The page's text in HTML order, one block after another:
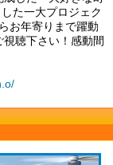
た一大プロジェク
お年寄りまで躍動
聴下さい！感動間